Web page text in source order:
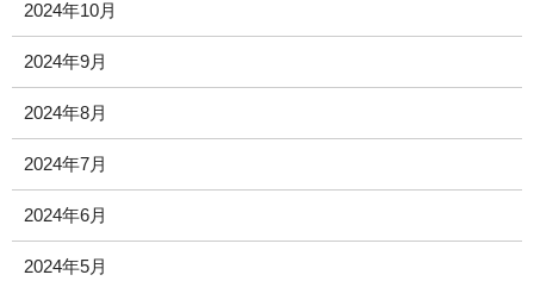
2024年10月
2024年9月
2024年8月
2024年7月
2024年6月
2024年5月